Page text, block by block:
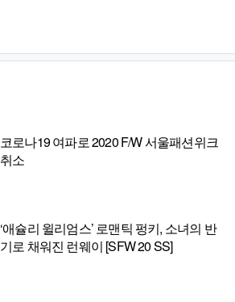
코로나19 여파로 2020 F/W 서울패션위크
취소
‘애슐리 윌리엄스’ 로맨틱 펑키, 소녀의 반
기로 채워진 런웨이 [SFW 20 SS]